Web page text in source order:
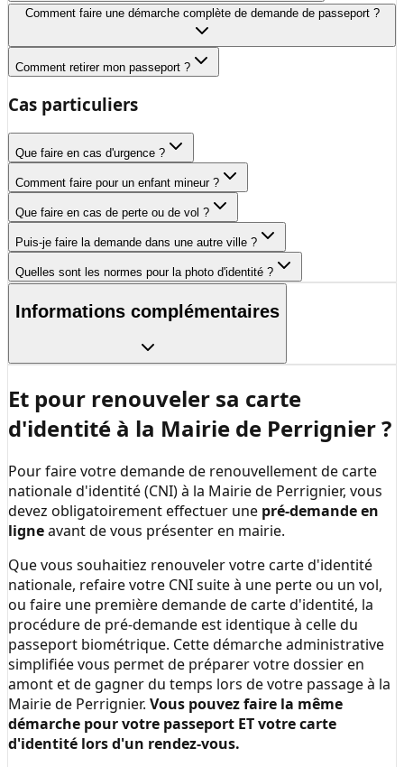
Comment faire une démarche complète de demande de passeport ?
Comment retirer mon passeport ?
Cas particuliers
Que faire en cas d'urgence ?
Comment faire pour un enfant mineur ?
Que faire en cas de perte ou de vol ?
Puis-je faire la demande dans une autre ville ?
Quelles sont les normes pour la photo d'identité ?
Informations complémentaires
Et pour renouveler sa carte
d'identité à la Mairie de Perrignier?
Pour faire votre demande de renouvellement de carte
nationale d'identité (CNI) à la Mairie de Perrignier, vous
devez obligatoirement effectuer une pré-demande en
ligneavant de vous présenter en mairie.
Que vous souhaitiez renouveler votre carte d'identité
nationale, refaire votre CNI suite à une perte ou un vol,
ou faire une première demande de carte d'identité, la
procédure de pré-demande est identique à celle du
passeport biométrique. Cette démarche administrative
simplifiée vous permet de préparer votre dossier en
amont et de gagner du temps lors de votre passage à la
Mairie de Perrignier. Vous pouvez faire la même
démarche pour votre passeport ET votre carte
d'identité lors d'un rendez-vous.